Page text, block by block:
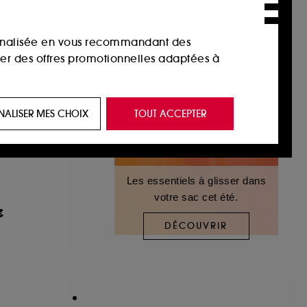
Les essentiels à glisser dans
votre sac cet été.
DÉCOUVRIR
en vous recommandant des
des offres promotionnelles adaptées à
vous plaire via des publicités, y compris
navigation sur notre site afin d’en
fraudes aux moyens de paiement et les
TOUT ACCEPTER
MES CHOIX